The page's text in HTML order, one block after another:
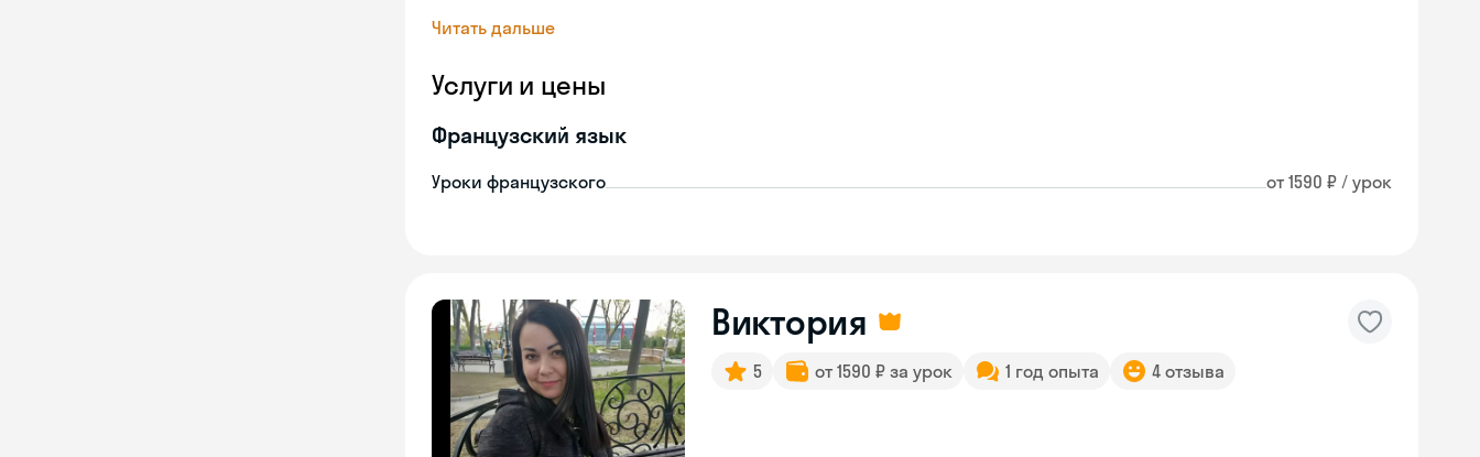
Читать дальше
Услуги и цены
Французский язык
Уроки французского от 1590 ₽ / урок
Виктория
5 от 1590 ₽ за урок 1 год опыта 4 отзыва